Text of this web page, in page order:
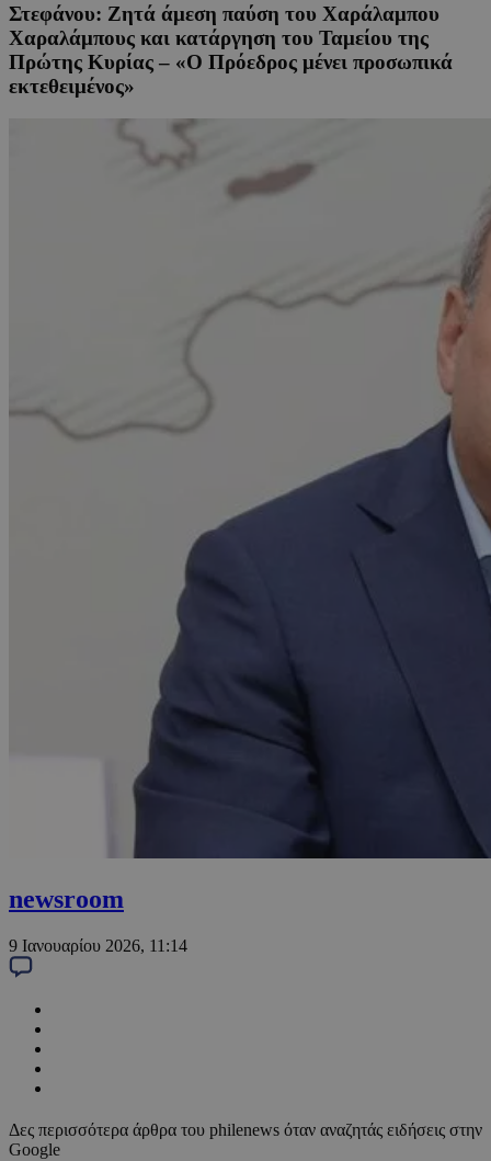
Στεφάνου: Ζητά άμεση παύση του Χαράλαμπου
Χαραλάμπους και κατάργηση του Ταμείου της
Πρώτης Κυρίας – «Ο Πρόεδρος μένει προσωπικά
εκτεθειμένος»
newsroom
9 Ιανουαρίου 2026, 11:14
Δες περισσότερα άρθρα του philenews όταν αναζητάς ειδήσεις στην
Google